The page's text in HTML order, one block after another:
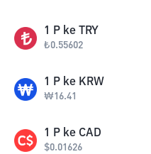
1 P ke TRY
₺0.55602
1 P ke KRW
₩16.41
1 P ke CAD
$0.01626